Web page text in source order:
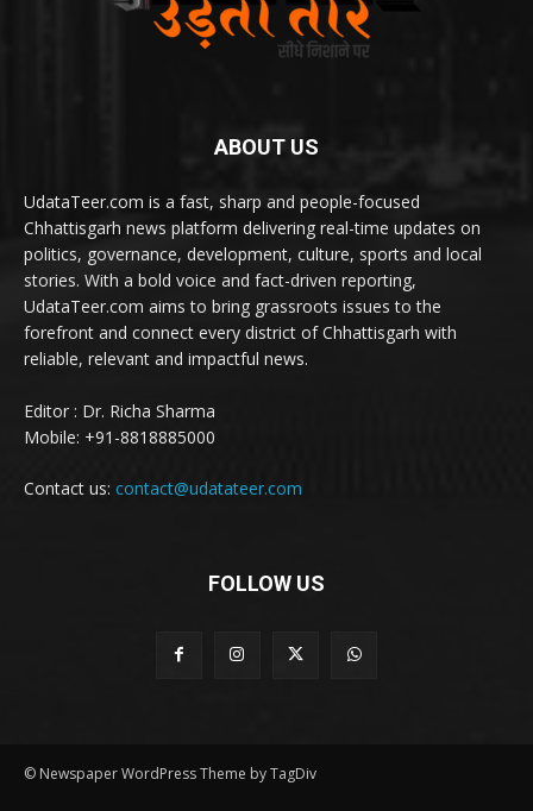
ABOUT US
UdataTeer.com is a fast, sharp and people-focused
Chhattisgarh news platform delivering real-time updates on
politics, governance, development, culture, sports and local
stories. With a bold voice and fact-driven reporting,
UdataTeer.com aims to bring grassroots issues to the
forefront and connect every district of Chhattisgarh with
reliable, relevant and impactful news.
Editor : Dr. Richa Sharma
Mobile: +91-8818885000
Contact us: contact@udatateer.com
FOLLOW US
© Newspaper WordPress Theme by TagDiv